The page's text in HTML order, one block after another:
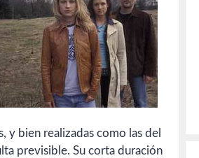
y bien realizadas como las del
previsible. Su corta duración